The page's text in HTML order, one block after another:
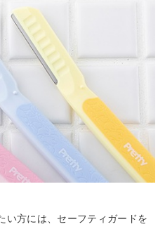
い方には、セーフティガードを